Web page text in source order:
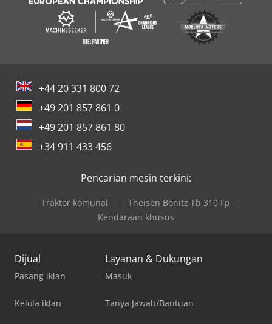
+44 20 331 800 72
+49 201 857 861 0
+49 201 857 861 80
+34 911 433 456
Pencarian mesin terkini:
Traktor komunal
Theisen Bonitz Tb 310 Fp
Kendaraan khusus
Dijual
Pasang iklan
Kelola iklan
Layanan & Dukungan
Masuk
Tanya Jawab/Bantuan